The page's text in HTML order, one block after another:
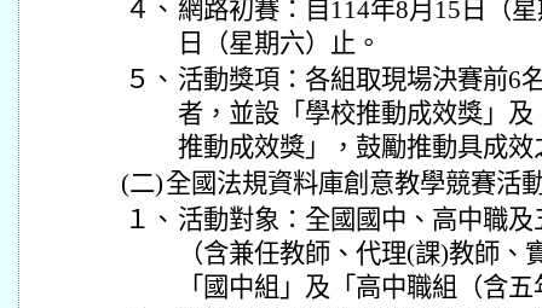
４、 網路初賽：自114年8月15日（
日（星期六）止。
５、 活動獎項：各組取現場決賽前6
者，並設「學校推動成效獎」
推動成效獎」，鼓勵推動具成
(二)全國法規資料庫創意教學競賽活
１、 活動對象：全國國中、高中職
（含兼任教師、代理(課)教師、
「國中組」及「高中職組（含